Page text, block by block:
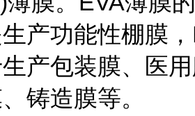
产功能性棚膜
产包装膜、医
铸造膜等。